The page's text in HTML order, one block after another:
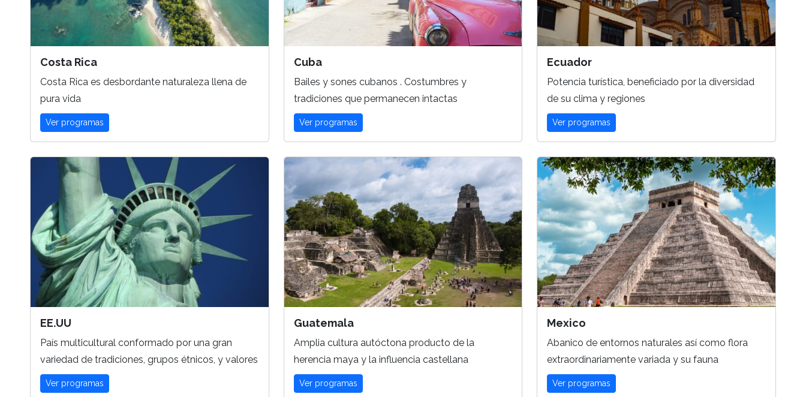
Costa Rica
Costa Rica es desbordante naturaleza llena de
pura vida
Ver programas
Cuba
Bailes y sones cubanos . Costumbres y
tradiciones que permanecen intactas
Ver programas
Ecuador
Potencia turística, beneficiado por la diversidad
de su clima y regiones
Ver programas
EE.UU
País multicultural conformado por una gran
variedad de tradiciones, grupos étnicos, y valores
Ver programas
Guatemala
Amplia cultura autóctona producto de la
herencia maya y la influencia castellana
Ver programas
Mexico
Abanico de entornos naturales así como flora
extraordinariamente variada y su fauna
Ver programas